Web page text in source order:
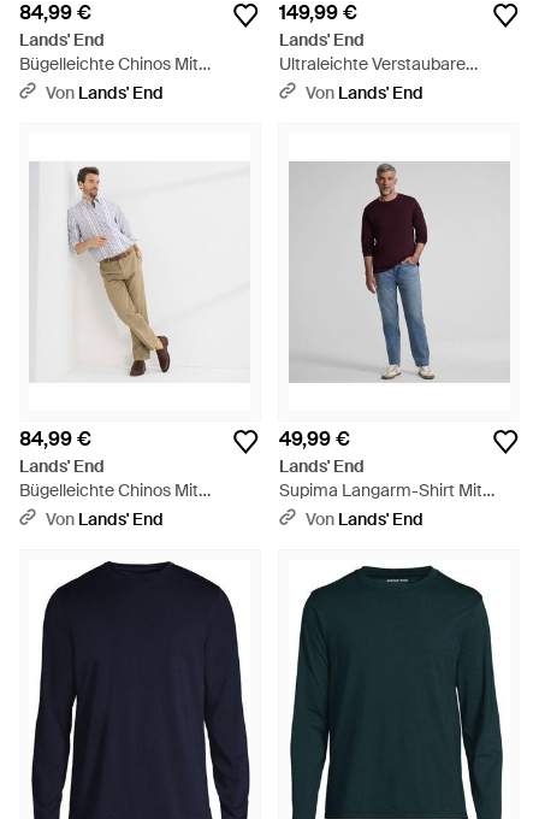
84,99 €
Lands' End
Bügelleichte Chinos Mit
Komfortbund, Herren, Größe
Von Lands' End
149,99 €
Lands' End
Ultraleichte Verstaubare
Daunenjacke Wanderweight,
Von Lands' End
84,99 €
Lands' End
Bügelleichte Chinos Mit
Komfortbund, Herren, Größe
Von Lands' End
49,99 €
Lands' End
Supima Langarm-Shirt Mit
Rundhalsausschnitt, Herren,
Von Lands' End